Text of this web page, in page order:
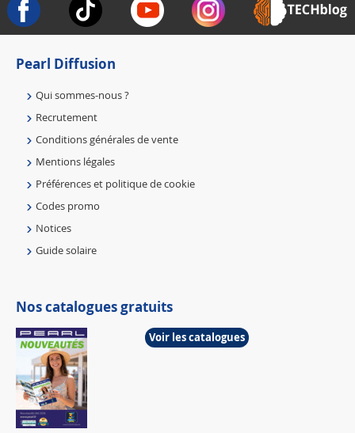
Pearl Diffusion
Qui sommes-nous ?
Recrutement
Conditions générales de vente
Mentions légales
Préférences et politique de cookie
Codes promo
Notices
Guide solaire
Nos catalogues gratuits
Voir les catalogues